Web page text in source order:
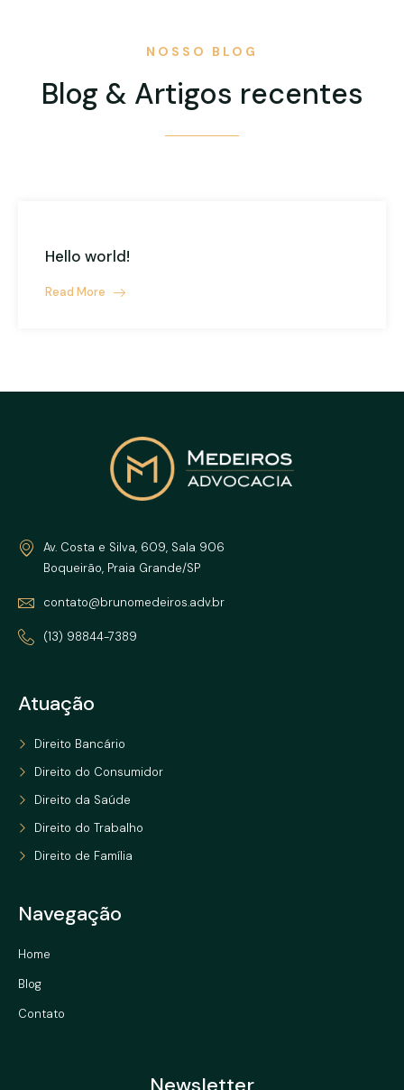
NOSSO BLOG
Blog & Artigos recentes
Hello world!
Read More
Av. Costa e Silva, 609, Sala 906
Boqueirão, Praia Grande/SP
contato@brunomedeiros.adv.br
(13) 98844-7389
Atuação
Direito Bancário
Direito do Consumidor
Direito da Saúde
Direito do Trabalho
Direito de Família
Navegação
Home
Blog
Contato